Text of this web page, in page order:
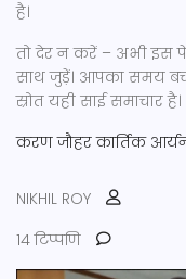
है।
तो देर न करें – अभी इस
साथ जुड़ें। आपका समय
स्रोत यही साई समाचार है।
करण जौहर कार्तिक
NIKHIL ROY
14 टिप्पणि